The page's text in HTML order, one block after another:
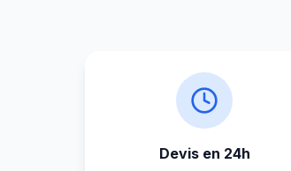
Devis en 24h